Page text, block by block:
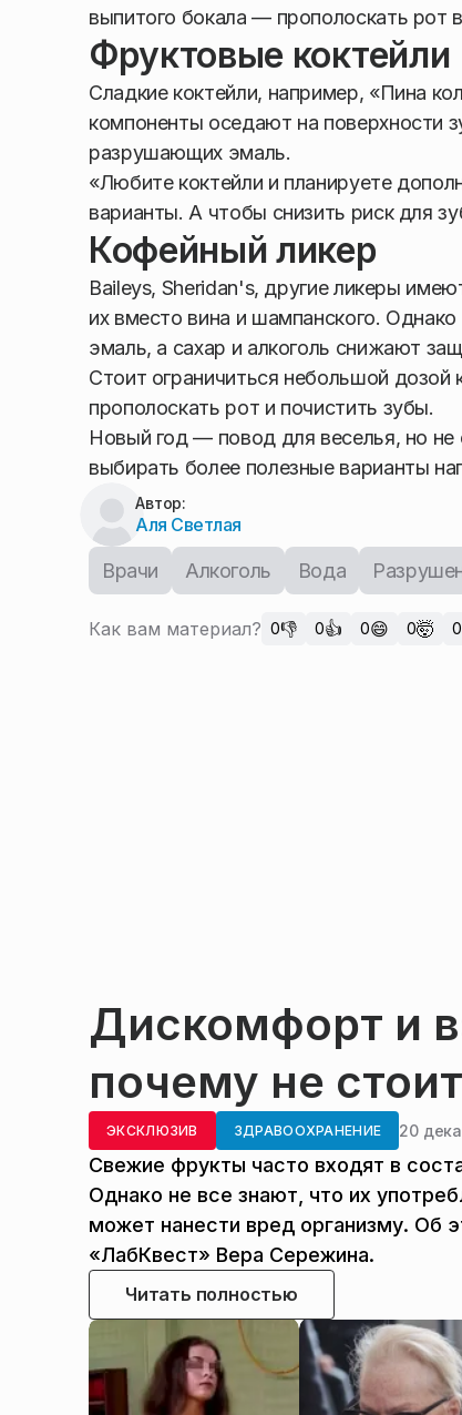
выпитого бокала — прополоскать рот
Фруктовые коктейли
Сладкие коктейли, например, «Пина
компоненты оседают на поверхности
разрушающих эмаль.
«Любите коктейли и планируете
варианты. А чтобы снизить риск для
Кофейный ликер
Baileys, Sheridan's, другие ликеры
их вместо вина и шампанского.
эмаль, а сахар и алкоголь снижают
Стоит ограничиться небольшой
прополоскать рот и почистить зубы.
Новый год — повод для веселья, но не
выбирать более полезные варианты
Автор:
Аля Светлая
Врачи Алкоголь Вода
Как вам материал? 0👎 0👍 0😄 0🤯 0
Дискомфорт и
почему не
ЭКСКЛЮЗИВ ЗДРАВООХРАНЕНИЕ 20
Свежие фрукты часто входят в
Однако не все знают, что их
может нанести вред организму. Об
«ЛабКвест» Вера Сережина.
Читать полностью